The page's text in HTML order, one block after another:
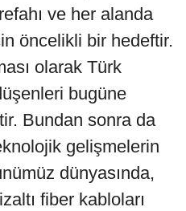
ve her alanda
öncelikli bir hedeftir.
olarak Türk
bugüne
Bundan sonra da
gelişmelerin
dünyasında,
fiber kabloları